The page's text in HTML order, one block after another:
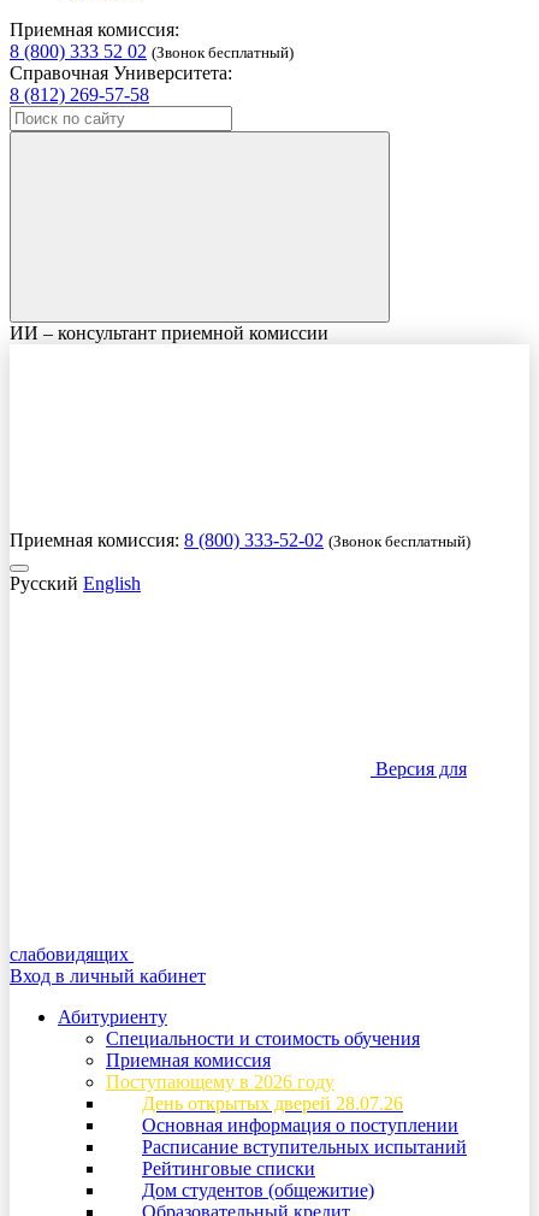
Приемная комиссия:
8 (800) 333 52 02 (Звонок бесплатный)
Справочная Университета:
8 (812) 269-57-58
ИИ – консультант приемной комиссии
Приемная комиссия: 8 (800) 333-52-02 (Звонок бесплатный)
Русский English
Версия для
слабовидящих
Вход в личный кабинет
Абитуриенту
Специальности и стоимость обучения
Приемная комиссия
Поступающему в 2026 году
День открытых дверей 28.07.26
Основная информация о поступлении
Расписание вступительных испытаний
Рейтинговые списки
Дом студентов (общежитие)
Образовательный кредит